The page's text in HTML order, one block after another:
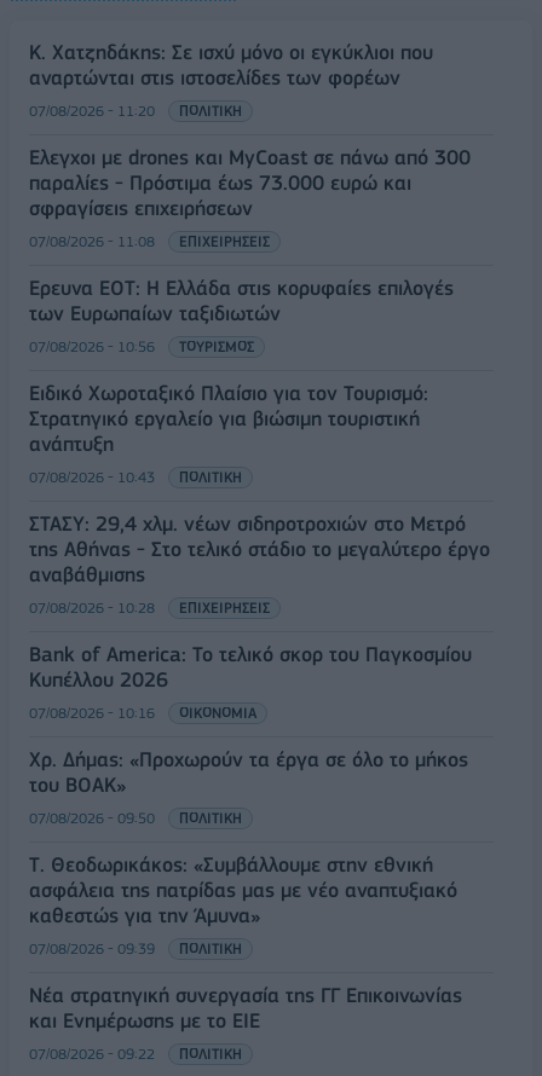
Κ. Χατζηδάκης: Σε ισχύ μόνο οι εγκύκλιοι που
αναρτώνται στις ιστοσελίδες των φορέων
07/08/2026 - 11:20 ΠΟΛΙΤΙΚΗ
Έλεγχοι με drones και MyCoast σε πάνω από 300
παραλίες - Πρόστιμα έως 73.000 ευρώ και
σφραγίσεις επιχειρήσεων
07/08/2026 - 11:08 ΕΠΙΧΕΙΡΗΣΕΙΣ
Έρευνα ΕΟΤ: Η Ελλάδα στις κορυφαίες επιλογές
των Ευρωπαίων ταξιδιωτών
07/08/2026 - 10:56 ΤΟΥΡΙΣΜΟΣ
Ειδικό Χωροταξικό Πλαίσιο για τον Τουρισμό:
Στρατηγικό εργαλείο για βιώσιμη τουριστική
ανάπτυξη
07/08/2026 - 10:43 ΠΟΛΙΤΙΚΗ
ΣΤΑΣΥ: 29,4 χλμ. νέων σιδηροτροχιών στο Μετρό
της Αθήνας - Στο τελικό στάδιο το μεγαλύτερο έργο
αναβάθμισης
07/08/2026 - 10:28 ΕΠΙΧΕΙΡΗΣΕΙΣ
Bank of America: Το τελικό σκορ του Παγκοσμίου
Κυπέλλου 2026
07/08/2026 - 10:16 ΟΙΚΟΝΟΜΙΑ
Χρ. Δήμας: «Προχωρούν τα έργα σε όλο το μήκος
του ΒΟΑΚ»
07/08/2026 - 09:50 ΠΟΛΙΤΙΚΗ
Τ. Θεοδωρικάκος: «Συμβάλλουμε στην εθνική
ασφάλεια της πατρίδας μας με νέο αναπτυξιακό
καθεστώς για την Άμυνα»
07/08/2026 - 09:39 ΠΟΛΙΤΙΚΗ
Νέα στρατηγική συνεργασία της ΓΓ Επικοινωνίας
και Ενημέρωσης με το ΕΙΕ
07/08/2026 - 09:22 ΠΟΛΙΤΙΚΗ